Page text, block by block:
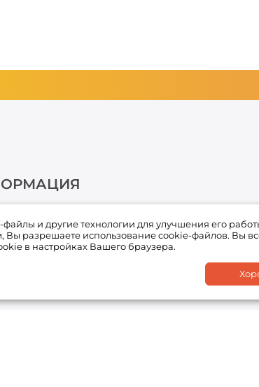
оплаты
доставки и возврата товара
файлы и другие технологии для улучшения его
Вы разрешаете использование cookie-файлов. Вы
в настройках Вашего браузера.